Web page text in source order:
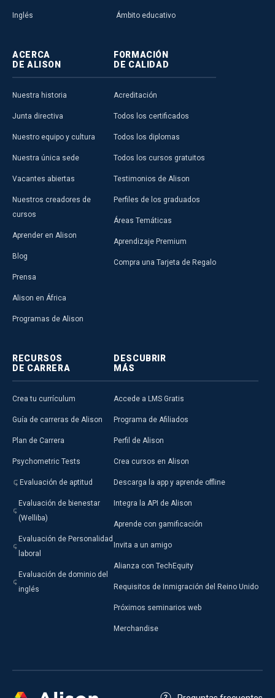
Inglés Ámbito educativo
ACERCA
DE ALISON
Nuestra historia
Junta directiva
Nuestro equipo y cultura
Nuestra única sede
Vacantes abiertas
Nuestros creadores de
cursos
Aprender en Alison
Blog
Prensa
Alison en África
Programas de Alison
FORMACIÓN
DE CALIDAD
Acreditación
Todos los certificados
Todos los diplomas
Todos los cursos gratuitos
Testimonios de Alison
Perfiles de los graduados
Áreas Temáticas
Aprendizaje Premium
Compra una Tarjeta de Regalo
RECURSOS
DE CARRERA
Crea tu currículum
Guía de carreras de Alison
Plan de Carrera
Psychometric Tests
Evaluación de aptitud
Evaluación de bienestar
(Welliba)
Evaluación de Personalidad
laboral
Evaluación de dominio del
inglés
DESCUBRIR
MÁS
Accede a LMS Gratis
Programa de Afiliados
Perfil de Alison
Crea cursos en Alison
Descarga la app y aprende offline
Integra la API de Alison
Aprende con gamificación
Invita a un amigo
Alianza con TechEquity
Requisitos de Inmigración del Reino Unido
Próximos seminarios web
Merchandise